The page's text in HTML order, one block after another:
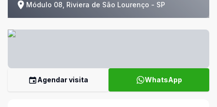
Módulo 08, Riviera de São Lourenço - SP
Agendar visita WhatsApp